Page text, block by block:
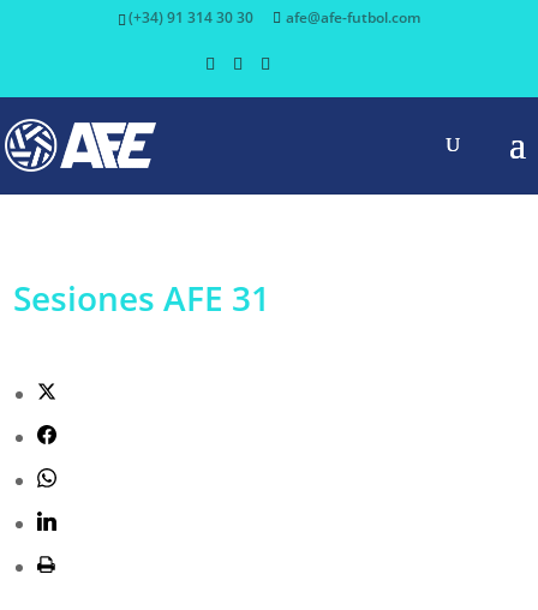
(+34) 91 314 30 30 afe@afe-futbol.com
Sesiones AFE 31